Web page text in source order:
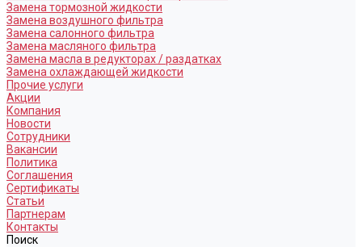
Замена тормозной жидкости
Замена воздушного фильтра
Замена салонного фильтра
Замена масляного фильтра
Замена масла в редукторах / раздатках
Замена охлаждающей жидкости
Прочие услуги
Акции
Компания
Новости
Сотрудники
Вакансии
Политика
Соглашения
Сертификаты
Статьи
Партнерам
Контакты
Поиск